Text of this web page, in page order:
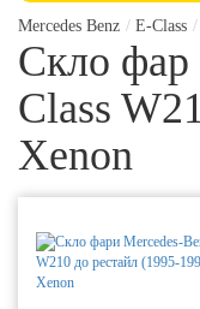
Mercedes Benz / E-Class /
Скло фар
Class
Xenon